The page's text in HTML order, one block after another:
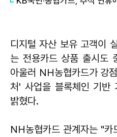
디지털 자산 보유 고객이
는 전용카드 상품 출시도
아울러 NH농협카드가 강
처' 사업을 블록체인 기반
밝혔다.
NH농협카드 관계자는 "카